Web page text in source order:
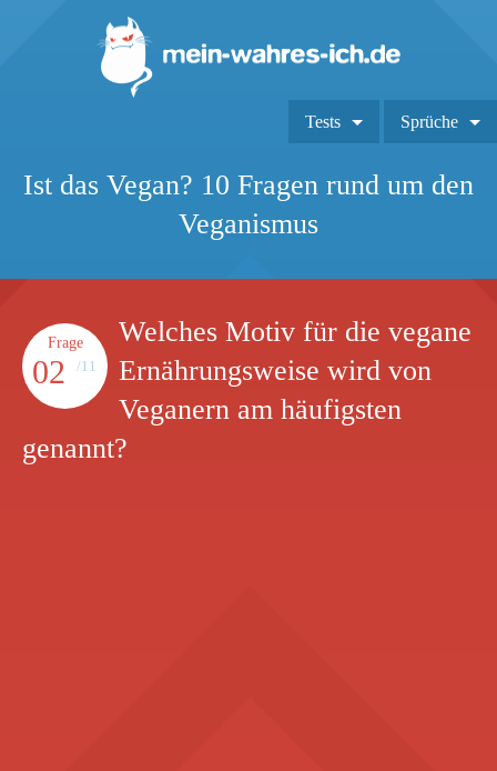
Tests Sprüche
Ist das Vegan? 10 Fragen rund um den
Veganismus
Frage
02 /11
Welches Motiv für die vegane
Ernährungsweise wird von
Veganern am häufigsten
genannt?